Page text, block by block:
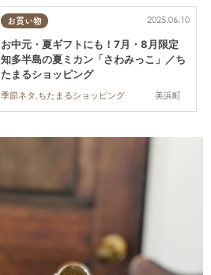
お買い物
美浜町
2025.06.10
お中元・夏ギフトにも！7月・8月限定
知多半島の夏ミカン「さわみっこ」／ち
たまるショッピング
季節ネタ,ちたまるショッピング